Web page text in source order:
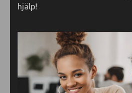
hjälp!